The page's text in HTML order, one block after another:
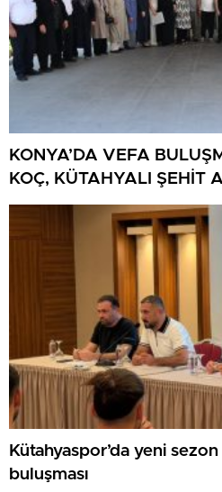
KONYA’DA VEFA
KOÇ, KÜTAHYALI ŞEHİT
GAZİLERİ AĞIRLADI
Kütahyaspor’da yeni
buluşması